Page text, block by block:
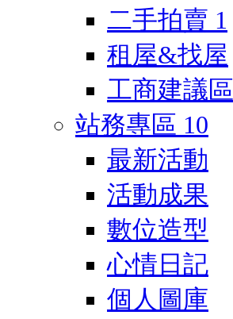
二手拍賣 1
租屋&找屋
工商建議區
站務專區 10
最新活動
活動成果
數位造型
心情日記
個人圖庫